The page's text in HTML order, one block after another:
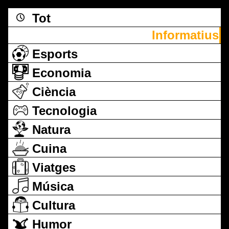
Tot
Informatius
Esports
Economia
Ciència
Tecnologia
Natura
Cuina
Viatges
Música
Cultura
Humor